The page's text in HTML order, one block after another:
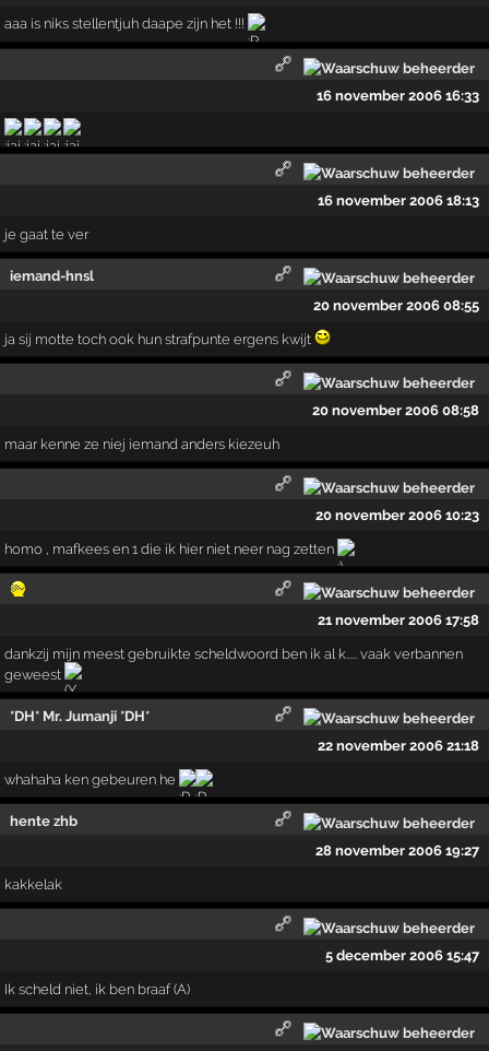
aaa is niks stellentjuh daape zijn het !!!
16 november 2006 16:33
16 november 2006 18:13
je gaat te ver
iemand-hnsl
20 november 2006 08:55
ja sij motte toch ook hun strafpunte ergens kwijt
20 november 2006 08:58
maar kenne ze niej iemand anders kiezeuh
20 november 2006 10:23
homo , mafkees en 1 die ik hier niet neer nag zetten
21 november 2006 17:58
dankzij mijn meest gebruikte scheldwoord ben ik al k..... vaak verbannen
geweest
*DH* Mr. Jumanji *DH*
22 november 2006 21:18
whahaha ken gebeuren he
hente zhb
28 november 2006 19:27
kakkelak
5 december 2006 15:47
Ik scheld niet, ik ben braaf (A)